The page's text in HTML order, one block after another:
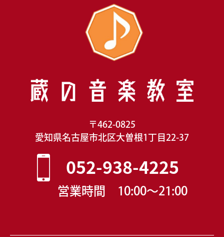
〒462-0825
愛知県名古屋市北区大曽根1丁目22-37
052-938-4225
営業時間 10:00〜21:00